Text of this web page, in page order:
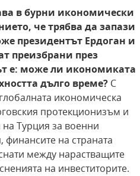
в бурни икономически
че трябва да запази
президентът Ердоган и
преизбрани през
е: може ли икономиката
дълго време? С
икономическа
протекционизъм и
Турция за военни
на страната
между нарастващите
на инвеститорите.